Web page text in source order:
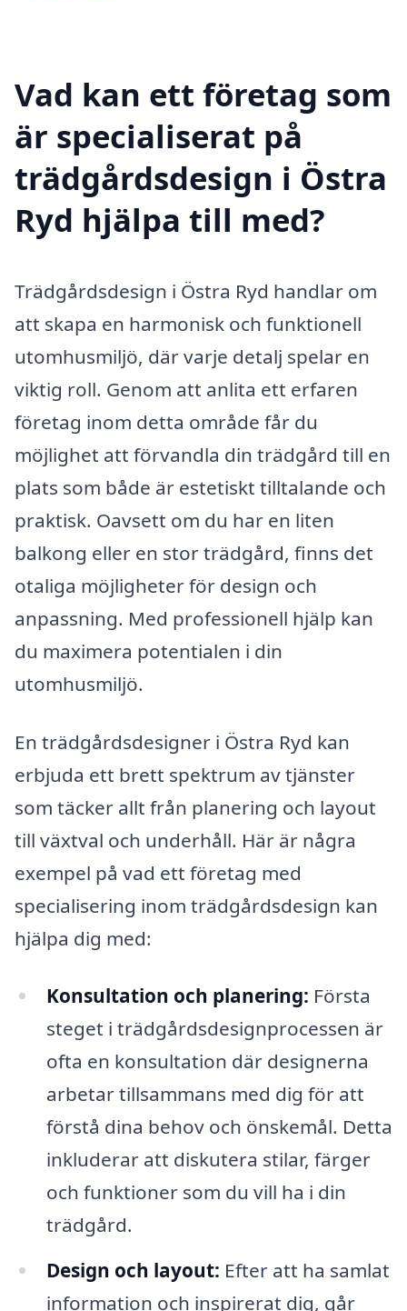
Vad kan ett företag som
är specialiserat på
trädgårdsdesign i Östra
Ryd hjälpa till med?
Trädgårdsdesign i Östra Ryd handlar om
att skapa en harmonisk och funktionell
utomhusmiljö, där varje detalj spelar en
viktig roll. Genom att anlita ett erfaren
företag inom detta område får du
möjlighet att förvandla din trädgård till en
plats som både är estetiskt tilltalande och
praktisk. Oavsett om du har en liten
balkong eller en stor trädgård, finns det
otaliga möjligheter för design och
anpassning. Med professionell hjälp kan
du maximera potentialen i din
utomhusmiljö.
En trädgårdsdesigner i Östra Ryd kan
erbjuda ett brett spektrum av tjänster
som täcker allt från planering och layout
till växtval och underhåll. Här är några
exempel på vad ett företag med
specialisering inom trädgårdsdesign kan
hjälpa dig med:
Konsultation och planering: Första
steget i trädgårdsdesignprocessen är
ofta en konsultation där designerna
arbetar tillsammans med dig för att
förstå dina behov och önskemål. Detta
inkluderar att diskutera stilar, färger
och funktioner som du vill ha i din
trädgård.
Design och layout: Efter att ha samlat
information och inspirerat dig, går